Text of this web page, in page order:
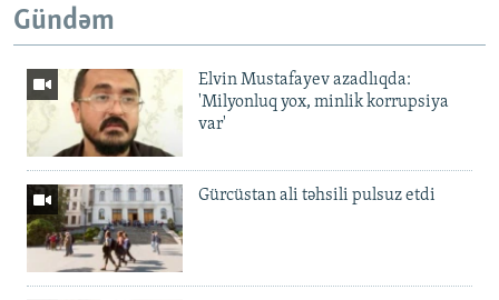
Gündəm
Elvin Mustafayev azadlıqda:
'Milyonluq yox, minlik korrupsiya
var'
Gürcüstan ali təhsili pulsuz etdi